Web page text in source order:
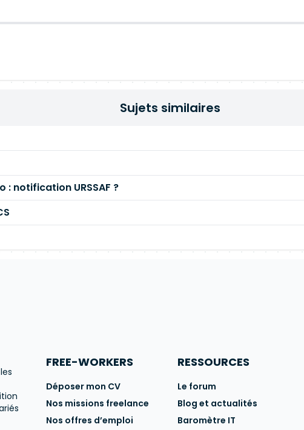
Sujets similaires
notification URSSAF ?
FREE-WORKERS
Déposer mon CV
Nos missions freelance
Nos offres d’emploi
RESSOURCES
Le forum
Blog et actualités
Baromètre IT